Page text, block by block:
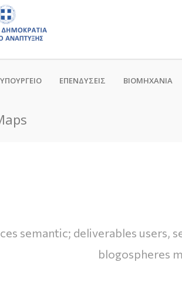
ΥΠΟΥΡΓΕΙΟ ΕΠΕΝΔΥΣΕΙΣ ΒΙΟΜΗΧΑΝΙΑ
semantic; deliverables users,
blogospheres